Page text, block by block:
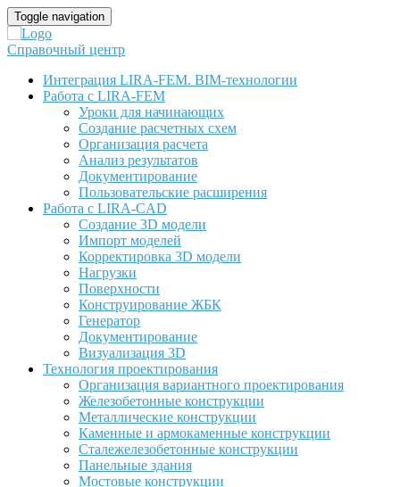
Toggle navigation
Справочный центр
Интеграция LIRA-FEM. BIM-технологии
Работа с LIRA-FEM
Уроки для начинающих
Создание расчетных схем
Организация расчета
Анализ результатов
Документирование
Пользовательские расширения
Работа с LIRA-CAD
Создание 3D модели
Импорт моделей
Корректировка 3D модели
Нагрузки
Поверхности
Конструирование ЖБК
Генератор
Документирование
Визуализация 3D
Технология проектирования
Организация вариантного проектирования
Железобетонные конструкции
Металлические конструкции
Каменные и армокаменные конструкции
Сталежелезобетонные конструкции
Панельные здания
Мостовые конструкции